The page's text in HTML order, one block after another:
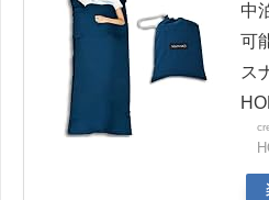
中
可
ス